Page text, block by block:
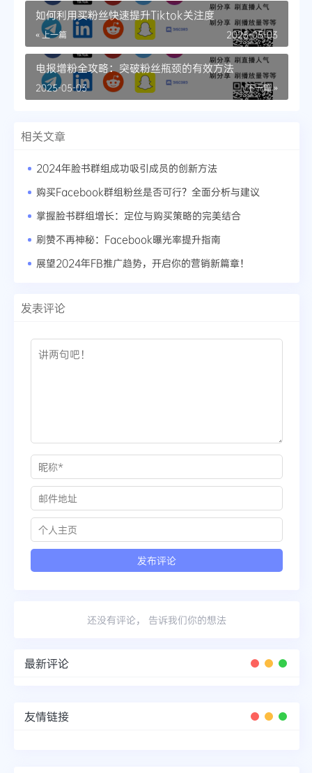
如何利用买粉丝快速提升Tiktok关注度
« 上一篇 2025-05-03
电报增粉全攻略：突破粉丝瓶颈的有效方法
下一篇 »
2025-05-03
相关文章
2024年脸书群组成功吸引成员的创新方法
购买Facebook群组粉丝是否可行？全面分析与建议
掌握脸书群组增长：定位与购买策略的完美结合
刷赞不再神秘：Facebook曝光率提升指南
展望2024年FB推广趋势，开启你的营销新篇章！
发表评论
还没有评论， 告诉我们你的想法
最新评论
友情链接